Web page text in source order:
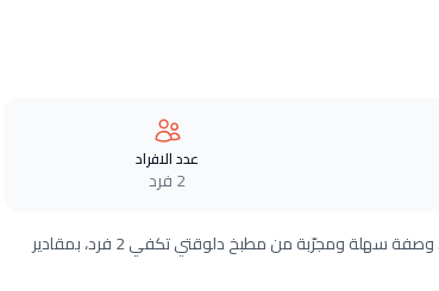
عدد الافراد
2 فرد
طريقة عمل بطاطا حلوة ودجز خطوة بخطوة بـ4 مكونات وفي 20 دقيقة فقط. وصفة سهلة ومجرّبة من مطبخ دلوقتي تكفي 2 فرد، بمقادير